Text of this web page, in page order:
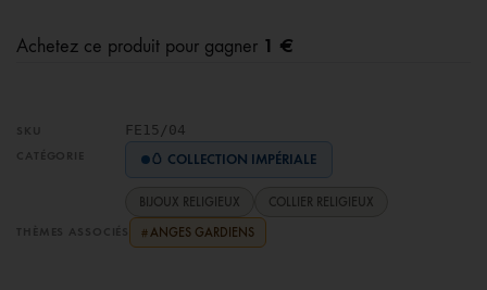
Achetez ce produit pour gagner 1 €
SKU FE15/04
CATÉGORIE 🥚 COLLECTION IMPÉRIALE
BIJOUX RELIGIEUX COLLIER RELIGIEUX
THÈMES ASSOCIÉS # ANGES GARDIENS